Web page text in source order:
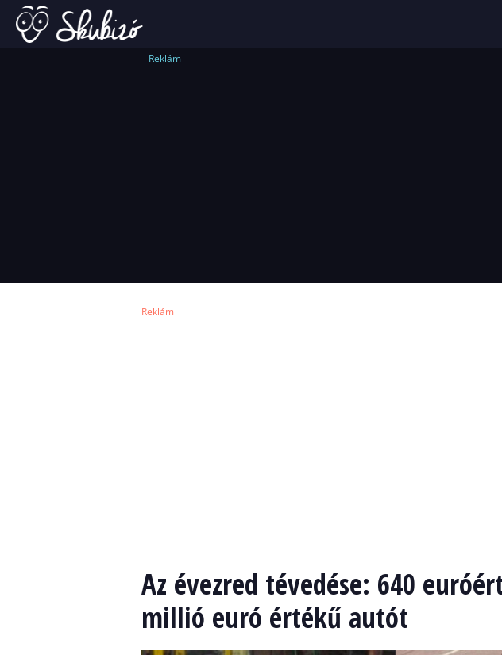
Reklám
Reklám
Az évezred tévedése: 640
millió euró értékű autót